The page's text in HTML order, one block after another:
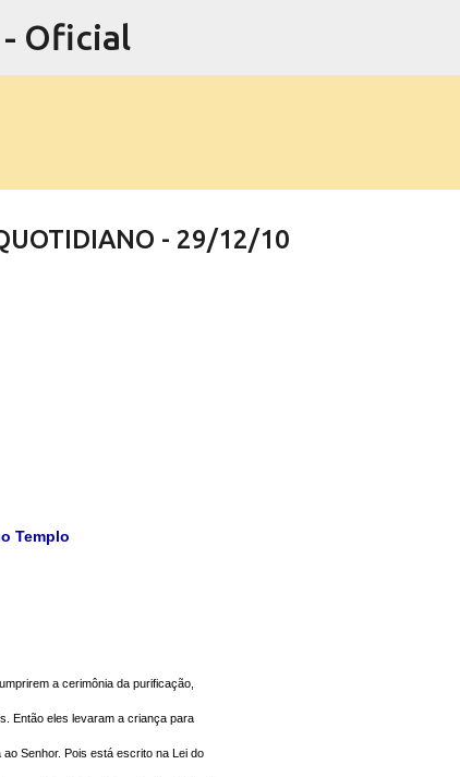
Oficial
- 29/12/10
Templo
a cerimônia da purificação,
Então eles levaram a criança para
Senhor. Pois está escrito na Lei do